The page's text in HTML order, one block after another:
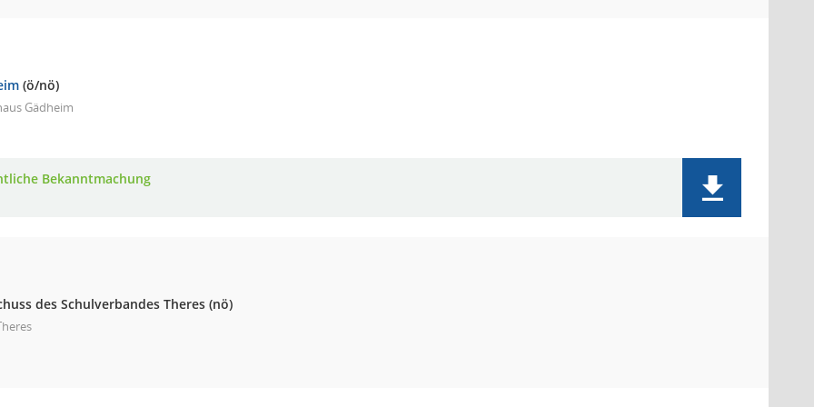
(ö/nö)
Gädheim
Bekanntmachung
des Schulverbandes Theres (nö)